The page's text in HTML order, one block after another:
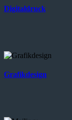
Digitaldruck
Grafikdesign